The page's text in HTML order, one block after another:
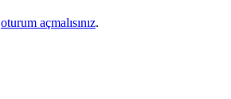
oturum açmalısınız.